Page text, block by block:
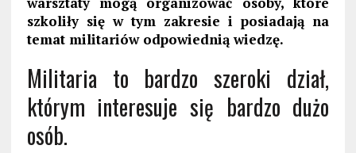
szkoliły się w tym zakresie i posiadają na
temat militariów odpowiednią wiedzę.
Militaria to bardzo szeroki dział,
którym interesuje się bardzo dużo
osób.